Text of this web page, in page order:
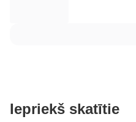
Iepriekš skatītie